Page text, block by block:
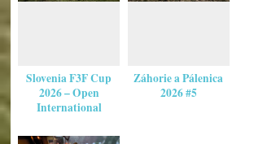
Slovenia F3F Cup
2026 – Open
International
Záhorie a Pálenica
2026 #5